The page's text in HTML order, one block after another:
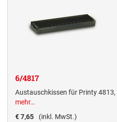
6/4817
Austauschkissen für Printy
mehr…
€ 7,65
(inkl. MwSt.)